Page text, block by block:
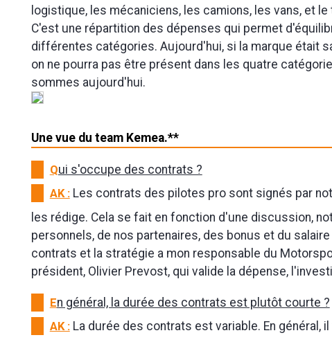
logistique, les mécaniciens, les camions, les vans, et
C'est une répartition des dépenses qui permet
différentes catégories. Aujourd'hui, si la marque était
on ne pourra pas être présent dans les quatre
sommes aujourd'hui.
Une vue du team Kemea.**
Qui s'occupe des contrats ?
AK :Les contrats des pilotes pro sont signés par
les rédige. Cela se fait en fonction d'une discussion,
personnels, de nos partenaires, des bonus et du
contrats et la stratégie a mon responsable du
président, Olivier Prevost, qui valide la dépense,
En général, la durée des contrats est plutôt courte ?
AK :La durée des contrats est variable. En général, il